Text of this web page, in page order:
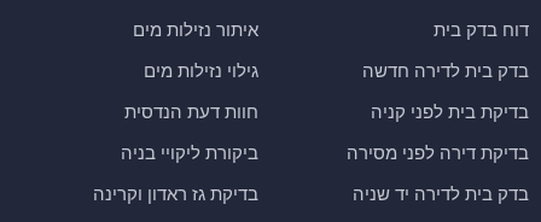
דוח בדק בית
בדק בית לדירה חדשה
בדיקת בית לפני קניה
בדיקת דירה לפני מסירה
בדק בית לדירה יד שניה
איתור נזילות מים
גילוי נזילות מים
חוות דעת הנדסית
ביקורת ליקויי בניה
בדיקת גז ראדון וקרינה